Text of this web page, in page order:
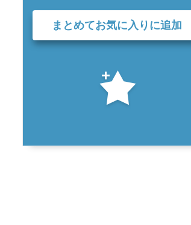
まとめてお気に入りに追加